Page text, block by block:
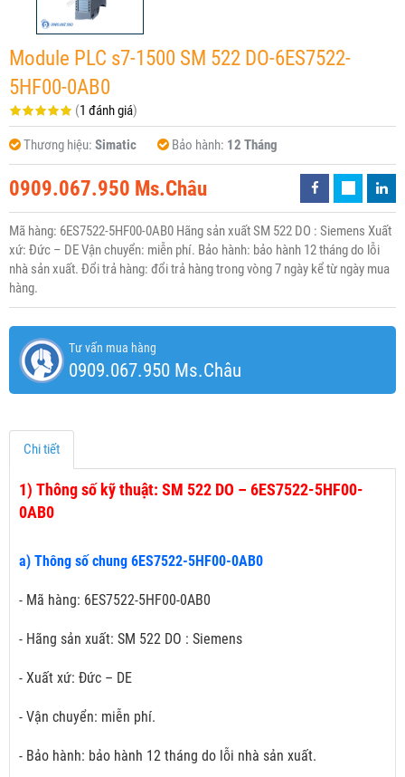
Module PLC s7-1500 SM 522 DO-6ES7522-
5HF00-0AB0
(1 đánh giá)
Thương hiệu: Simatic Bảo hành: 12 Tháng
0909.067.950 Ms.Châu
Mã hàng: 6ES7522-5HF00-0AB0 Hãng sản xuất SM 522 DO : Siemens Xuất
xứ: Đức – DE Vận chuyển: miễn phí. Bảo hành: bảo hành 12 tháng do lỗi
nhà sản xuất. Đổi trả hàng: đổi trả hàng trong vòng 7 ngày kể từ ngày mua
hàng.
Tư vấn mua hàng
0909.067.950 Ms.Châu
Chi tiết
1) Thông số kỹ thuật: SM 522 DO – 6ES7522-5HF00-
0AB0
a) Thông số chung 6ES7522-5HF00-0AB0
- Mã hàng: 6ES7522-5HF00-0AB0
- Hãng sản xuất: SM 522 DO : Siemens
- Xuất xứ: Đức – DE
- Vận chuyển: miễn phí.
- Bảo hành: bảo hành 12 tháng do lỗi nhà sản xuất.